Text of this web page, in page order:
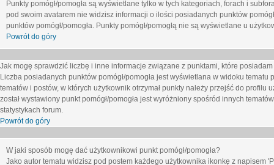
Punkty pomógł/pomogła są wyświetlane tylko w tych kategoriach, forach i
pod swoim avatarem nie widzisz informacji o ilości posiadanych punktów
punktów pomógł/pomogła. Punkty pomógł/pomogłą nie są wyświetlane u
Powrót do góry
Jak mogę sprawdzić liczbę i inne informacje związane z punktami, które
Liczba posiadanych punktów pomógł/pomogła jest wyświetlana w widoku
tematów i postów, w których użytkownik otrzymał punkty należy przejść do
został wystawiony punkt pomógł/pomogła jest wyróżniony spośród innych
statystykach forum.
Powrót do góry
W jaki sposób mogę dać użytkownikowi punkt pomógł/pomogła?
Jako autor tematu widzisz pod postem każdego użytkownika ikonkę z napisem